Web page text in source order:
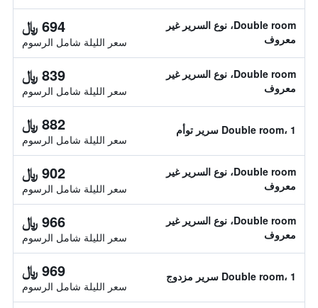
Double room، نوع السرير غير
معروف
694 ﷼
سعر الليلة شامل الرسوم
Double room، نوع السرير غير
معروف
839 ﷼
سعر الليلة شامل الرسوم
Double room، 1 سرير توأم 882 ﷼
سعر الليلة شامل الرسوم
Double room، نوع السرير غير
معروف
902 ﷼
سعر الليلة شامل الرسوم
Double room، نوع السرير غير
معروف
966 ﷼
سعر الليلة شامل الرسوم
Double room، 1 سرير مزدوج 969 ﷼
سعر الليلة شامل الرسوم